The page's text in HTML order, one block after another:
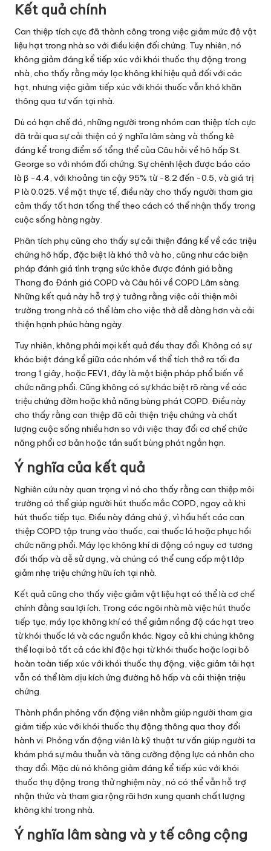
Kết quả chính
Can thiệp tích cực đã thành công trong việc giảm mức độ vật
liệu hạt trong nhà so với điều kiện đối chứng. Tuy nhiên, nó
không giảm đáng kể tiếp xúc với khói thuốc thụ động trong
nhà, cho thấy rằng máy lọc không khí hiệu quả đối với các
hạt, nhưng việc giảm tiếp xúc với khói thuốc vẫn khó khăn
thông qua tư vấn tại nhà.
Dù có hạn chế đó, những người trong nhóm can thiệp tích cực
đã trải qua sự cải thiện có ý nghĩa lâm sàng và thống kê
đáng kể trong điểm số tổng thể của Câu hỏi về hô hấp St.
George so với nhóm đối chứng. Sự chênh lệch được báo cáo
là β -4.4, với khoảng tin cậy 95% từ -8.2 đến -0.5, và giá trị
P là 0.025. Về mặt thực tế, điều này cho thấy người tham gia
cảm thấy tốt hơn tổng thể theo cách có thể nhận thấy trong
cuộc sống hàng ngày.
Phân tích phụ cũng cho thấy sự cải thiện đáng kể về các triệu
chứng hô hấp, đặc biệt là khó thở và ho, cũng như các biện
pháp đánh giá tình trạng sức khỏe được đánh giá bằng
Thang đo Đánh giá COPD và Câu hỏi về COPD Lâm sàng.
Những kết quả này hỗ trợ ý tưởng rằng việc cải thiện môi
trường trong nhà có thể làm cho việc thở dễ dàng hơn và cải
thiện hạnh phúc hàng ngày.
Tuy nhiên, không phải mọi kết quả đều thay đổi. Không có sự
khác biệt đáng kể giữa các nhóm về thể tích thở ra tối đa
trong 1 giây, hoặc FEV1, đây là một biện pháp phổ biến về
chức năng phổi. Cũng không có sự khác biệt rõ ràng về các
triệu chứng đờm hoặc khả năng bùng phát COPD. Điều này
cho thấy rằng can thiệp đã cải thiện triệu chứng và chất
lượng cuộc sống nhiều hơn so với việc thay đổi cơ chế chức
năng phổi cơ bản hoặc tần suất bùng phát ngắn hạn.
Ý nghĩa của kết quả
Nghiên cứu này quan trọng vì nó cho thấy rằng can thiệp môi
trường có thể giúp người hút thuốc mắc COPD, ngay cả khi
hút thuốc tiếp tục. Điều này đáng chú ý, vì hầu hết các can
thiệp COPD tập trung vào thuốc, cai thuốc lá hoặc phục hồi
chức năng phổi. Máy lọc không khí di động có nguy cơ tương
đối thấp và dễ sử dụng, và chúng có thể cung cấp một lớp
giảm nhẹ triệu chứng hữu ích tại nhà.
Kết quả cũng cho thấy việc giảm vật liệu hạt có thể là cơ chế
chính đằng sau lợi ích. Trong các ngôi nhà mà việc hút thuốc
tiếp tục, máy lọc không khí có thể giảm nồng độ các hạt treo
từ khói thuốc lá và các nguồn khác. Ngay cả khi chúng không
thể loại bỏ tất cả các khí độc hại từ khói thuốc hoặc loại bỏ
hoàn toàn tiếp xúc với khói thuốc thụ động, việc giảm tải hạt
vẫn có thể làm dịu kích ứng đường hô hấp và cải thiện triệu
chứng.
Thành phần phỏng vấn động viên nhằm giúp người tham gia
giảm tiếp xúc với khói thuốc thụ động thông qua thay đổi
hành vi. Phỏng vấn động viên là kỹ thuật tư vấn giúp người ta
khám phá sự mâu thuẫn và tăng cường động lực cá nhân cho
thay đổi. Mặc dù nó không giảm đáng kể tiếp xúc với khói
thuốc thụ động trong thử nghiệm này, nó có thể vẫn hỗ trợ
nhận thức và tham gia rộng rãi hơn xung quanh chất lượng
không khí trong nhà.
Ý nghĩa lâm sàng và y tế công cộng